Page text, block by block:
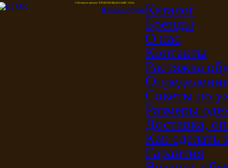
© Интернет-магазин "ETOR ОБУВЬ КАЗАКИ", 2026.
Казаки обувьКаталог
Бренды
О нас
Контакты
Растяжка
Советы по
Размеры
Доставка,
Как сделать
Гарантия